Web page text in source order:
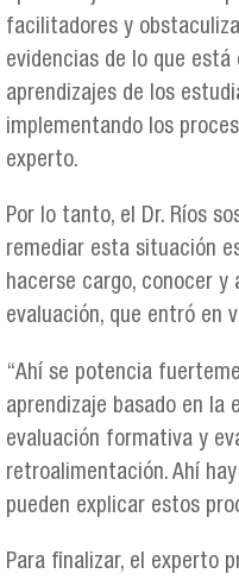
facilitadores y
evidencias de lo que
aprendizajes de los
implementando los
experto.
Por lo tanto, el Dr. Ríos
remediar esta situación
hacerse cargo, conocer
evaluación, que entró en
“Ahí se potencia
aprendizaje basado en la
evaluación formativa y
retroalimentación. Ahí
pueden explicar estos
Para finalizar, el experto